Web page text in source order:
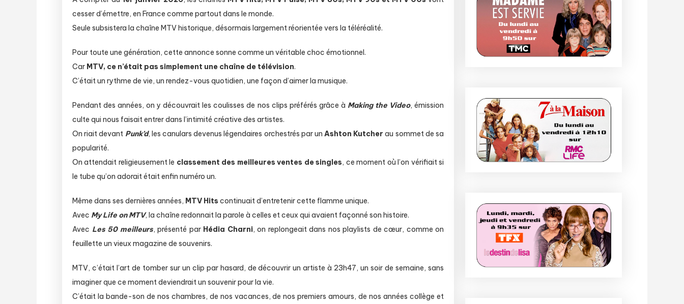
cesser d’émettre, en France comme partout dans le monde.
Seule subsistera la chaîne MTV historique, désormais largement réorientée vers la téléréalité.
Pour toute une génération, cette annonce sonne comme un véritable choc émotionnel.
Car MTV, ce n’était pas simplement une chaîne de télévision.
C’était un rythme de vie, un rendez-vous quotidien, une façon d’aimer la musique.
Pendant des années, on y découvrait les coulisses de nos clips préférés grâce à Making the Video, émission
culte qui nous faisait entrer dans l’intimité créative des artistes.
On riait devant Punk’d, les canulars devenus légendaires orchestrés par unAshton Kutcher au sommet de sa
popularité.
On attendait religieusement le classement des meilleures ventes de singles, ce moment où l’on vérifiait si
le tube qu’on adorait était enfin numéro un.
Même dans ses dernières années, MTV Hits continuait d’entretenir cette flamme unique.
Avec My Life on MTV, la chaîne redonnait la parole à celles et ceux qui avaient façonné son histoire.
Avec Les 50 meilleurs, présenté par Hédia Charni, on replongeait dans nos playlists de cœur, comme on
feuillette un vieux magazine de souvenirs.
MTV, c’était l’art de tomber sur un clip par hasard, de découvrir un artiste à 23h47, un soir de semaine, sans
imaginer que ce moment deviendrait un souvenir pour la vie.
C’était la bande-son de nos chambres, de nos vacances, de nos premiers amours, de nos années collège et